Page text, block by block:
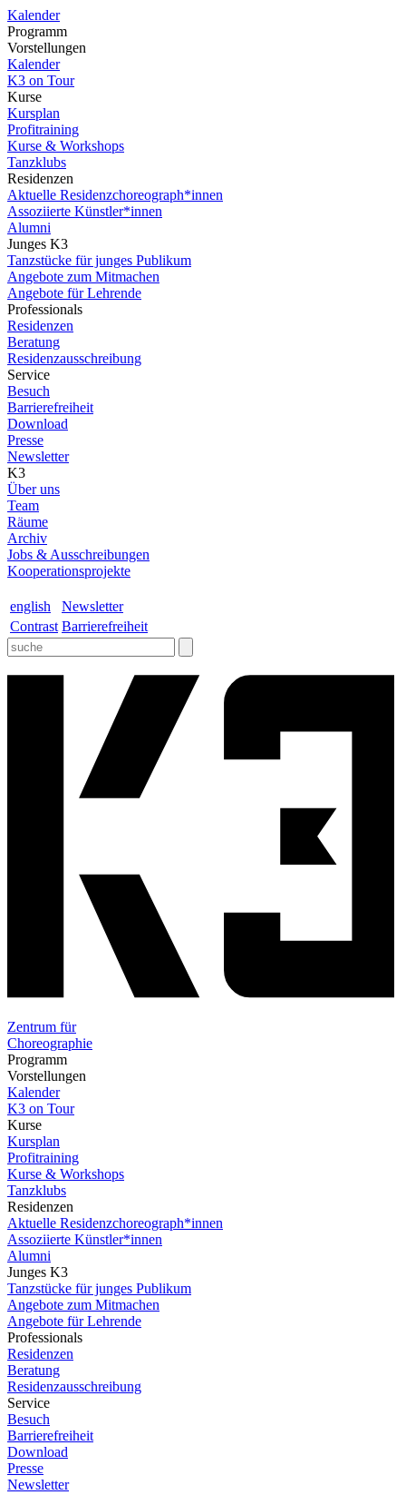
Kalender
Programm
Vorstellungen
Kalender
K3 on Tour
Kurse
Kursplan
Profitraining
Kurse & Workshops
Tanzklubs
Residenzen
Aktuelle Residenzchoreograph*innen
Assoziierte Künstler*innen
Alumni
Junges K3
Tanzstücke für junges Publikum
Angebote zum Mitmachen
Angebote für Lehrende
Professionals
Residenzen
Beratung
Residenzausschreibung
Service
Besuch
Barrierefreiheit
Download
Presse
Newsletter
K3
Über uns
Team
Räume
Archiv
Jobs & Ausschreibungen
Kooperationsprojekte
english
Newsletter
Contrast Barrierefreiheit
Zentrum für
Choreographie
Programm
Vorstellungen
Kalender
K3 on Tour
Kurse
Kursplan
Profitraining
Kurse & Workshops
Tanzklubs
Residenzen
Aktuelle Residenzchoreograph*innen
Assoziierte Künstler*innen
Alumni
Junges K3
Tanzstücke für junges Publikum
Angebote zum Mitmachen
Angebote für Lehrende
Professionals
Residenzen
Beratung
Residenzausschreibung
Service
Besuch
Barrierefreiheit
Download
Presse
Newsletter